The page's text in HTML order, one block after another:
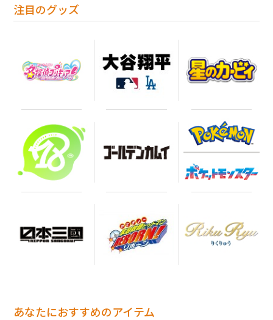
注目のグッズ
あなたにおすすめのアイテム